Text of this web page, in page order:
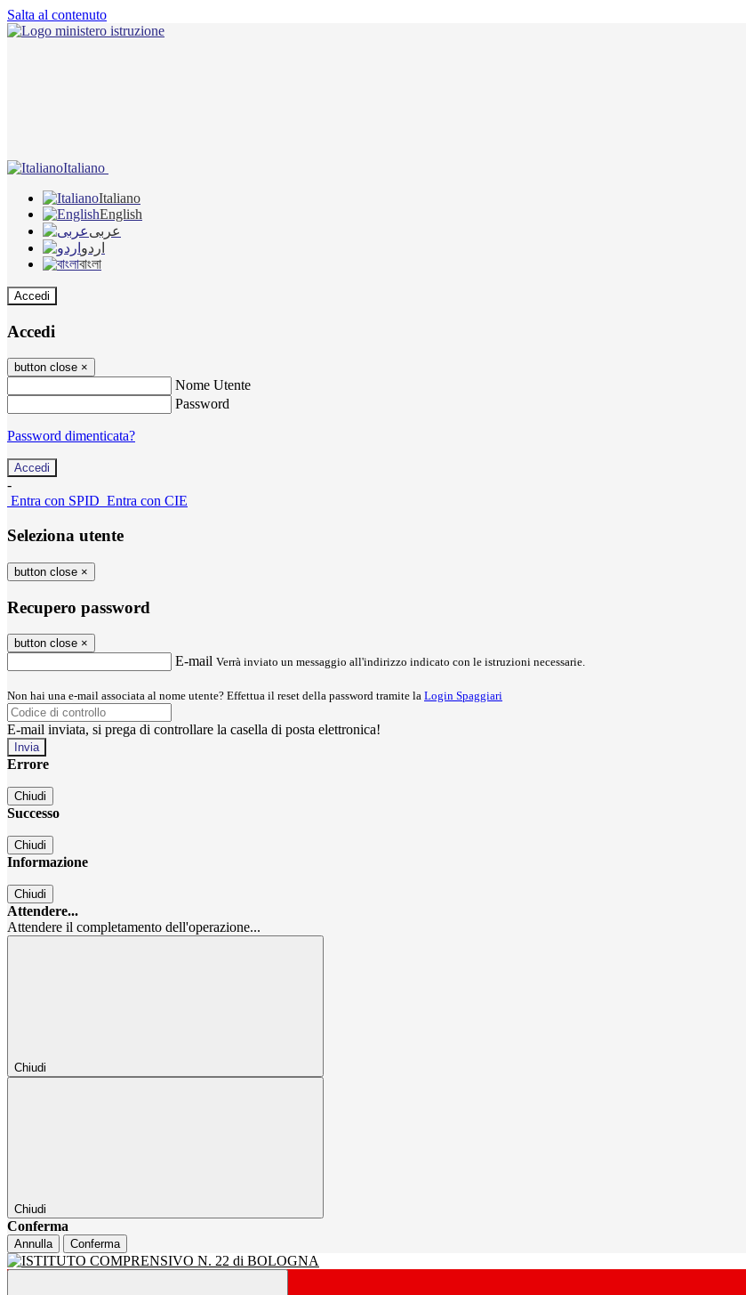
Salta al contenuto
Italiano
Italiano
English
عربى
اردو
বাংলা
Accedi
Accedi
button close ×
Nome Utente
Password
Password dimenticata?
-
Entra con SPID Entra con CIE
Seleziona utente
button close ×
Recupero password
button close ×
E-mail Verrà inviato un messaggio all'indirizzo indicato con le istruzioni necessarie.
Non hai una e-mail associata al nome utente? Effettua il reset della password tramite la Login Spaggiari
E-mail inviata, si prega di controllare la casella di posta elettronica!
Errore
Chiudi
Successo
Chiudi
Informazione
Chiudi
Attendere...
Attendere il completamento dell'operazione...
Chiudi
Chiudi
Conferma
Annulla Conferma